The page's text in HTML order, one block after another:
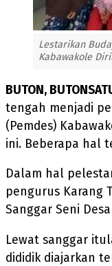
Lestarikan
Kabawakole
BUTON,
tengah menjadi
(Pemdes)
ini. Beberapa hal
Dalam hal
pengurus Karang
Sanggar Seni
Lewat sanggar
dididik diajarkan